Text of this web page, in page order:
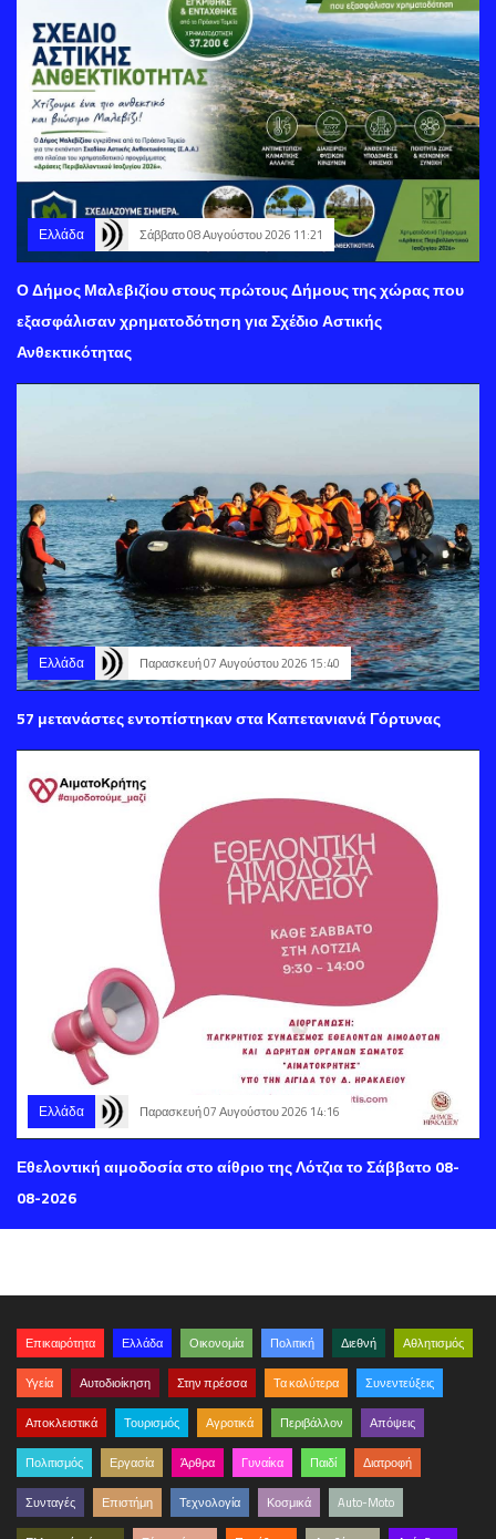
Ελλάδα Σάββατο 08 Αυγούστου 2026 11:21
Ο Δήμος Μαλεβιζίου στους πρώτους Δήμους της χώρας που
εξασφάλισαν χρηματοδότηση για Σχέδιο Αστικής
Ανθεκτικότητας
Ελλάδα Παρασκευή 07 Αυγούστου 2026 15:40
57 μετανάστες εντοπίστηκαν στα Καπετανιανά Γόρτυνας
Ελλάδα Παρασκευή 07 Αυγούστου 2026 14:16
Εθελοντική αιμοδοσία στο αίθριο της Λότζια το Σάββατο 08-
08-2026
Επικαιρότητα Ελλάδα Οικονομία Πολιτική Διεθνή Αθλητισμός
Υγεία Αυτοδιοίκηση Στην πρέσσα Τα καλύτερα Συνεντεύξεις
Αποκλειστικά Τουρισμός Αγροτικά Περιβάλλον Απόψεις
Πολιτισμός Εργασία Άρθρα Γυναίκα Παιδί Διατροφή
Συνταγές Επιστήμη Τεχνολογία Κοσμικά Auto-Moto